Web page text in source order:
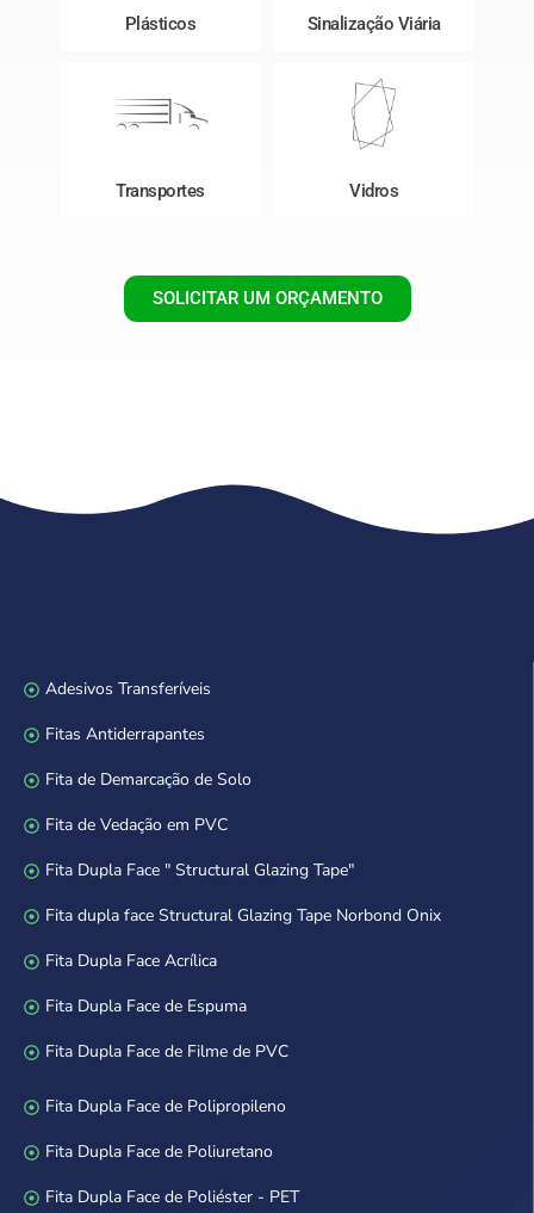
Plásticos Sinalização Viária
Transportes Vidros
SOLICITAR UM ORÇAMENTO
Adesivos Transferíveis
Fitas Antiderrapantes
Fita de Demarcação de Solo
Fita de Vedação em PVC
Fita Dupla Face " Structural Glazing Tape"
Fita dupla face Structural Glazing Tape Norbond Onix
Fita Dupla Face Acrílica
Fita Dupla Face de Espuma
Fita Dupla Face de Filme de PVC
Fita Dupla Face de Polipropileno
Fita Dupla Face de Poliuretano
Fita Dupla Face de Poliéster - PET